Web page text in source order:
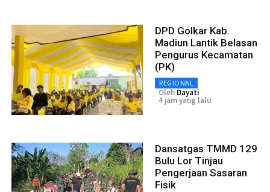
DPD Golkar Kab.
Madiun Lantik Belasan
Pengurus Kecamatan
(PK)
REGIONAL
Oleh Dayati
4 jam yang lalu
Dansatgas TMMD 129
Bulu Lor Tinjau
Pengerjaan Sasaran
Fisik